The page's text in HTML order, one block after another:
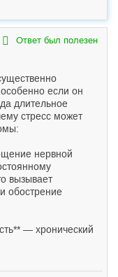
Ответ был полезен
если он
длительное
стресс может
нервной
вызывает
обострение
— хронический